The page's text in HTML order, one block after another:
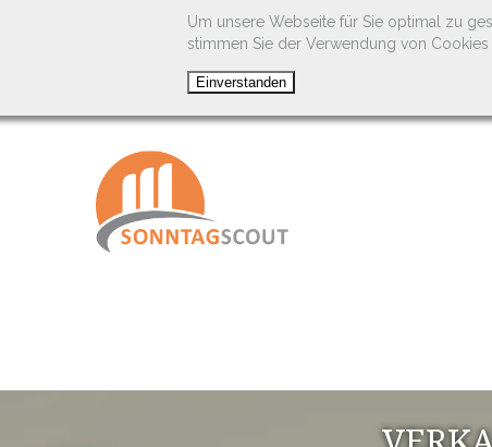
Um unsere Webseite für Sie optimal zu
stimmen Sie der Verwendung von Cookies